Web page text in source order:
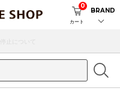
カート
0
BRAND
止について